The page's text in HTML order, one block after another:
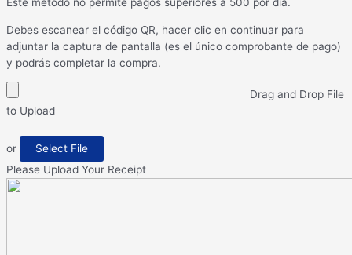
Debes escanear el código QR, hacer clic en continuar para
adjuntar la captura de pantalla (es el único comprobante de pago)
y podrás completar la compra.
Drag and Drop File
to Upload
or
Select File
Please Upload Your Receipt